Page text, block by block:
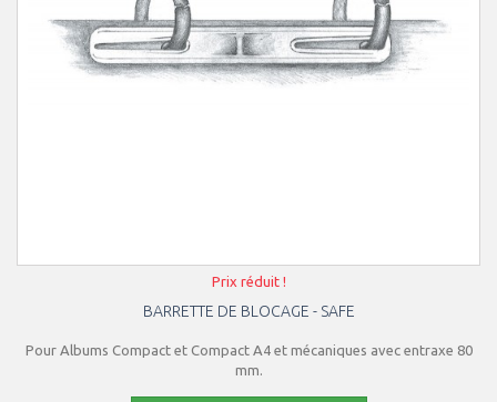
Prix réduit !
BARRETTE DE BLOCAGE - SAFE
Pour Albums Compact et Compact A4 et mécaniques avec entraxe 80
mm.